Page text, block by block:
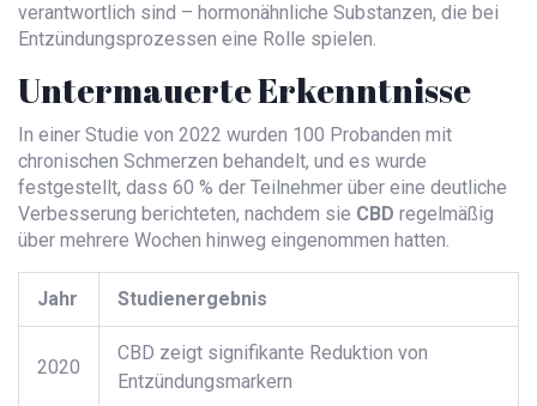
verantwortlich sind – hormonähnliche Substanzen, die bei
Entzündungsprozessen eine Rolle spielen.
Untermauerte Erkenntnisse
In einer Studie von 2022 wurden 100 Probanden mit
chronischen Schmerzen behandelt, und es wurde
festgestellt, dass 60 % der Teilnehmer über eine deutliche
Verbesserung berichteten, nachdem sie CBD regelmäßig
über mehrere Wochen hinweg eingenommen hatten.
Jahr Studienergebnis
2020
CBD zeigt signifikante Reduktion von
Entzündungsmarkern